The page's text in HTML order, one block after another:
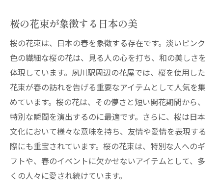
桜の花束が象徴する日本の美
桜の花束は、日本の春を象徴する存在です。淡いピンク
色の繊細な桜の花は、見る人の心を打ち、和の美しさを
体現しています。夙川駅周辺の花屋では、桜を使用した
花束が春の訪れを告げる重要なアイテムとして人気を集
めています。桜の花は、その儚さと短い開花期間から、
特別な瞬間を演出するのに最適です。さらに、桜は日本
文化において様々な意味を持ち、友情や愛情を表現する
際にも重宝されています。桜の花束は、特別な人へのギ
フトや、春のイベントに欠かせないアイテムとして、多
くの人々に愛され続けています。